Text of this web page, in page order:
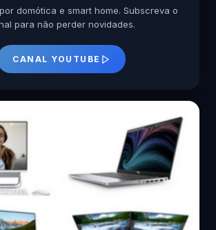
domótica e smart home. Subscreva o
para não perder novidades.
CANAL YOUTUBE